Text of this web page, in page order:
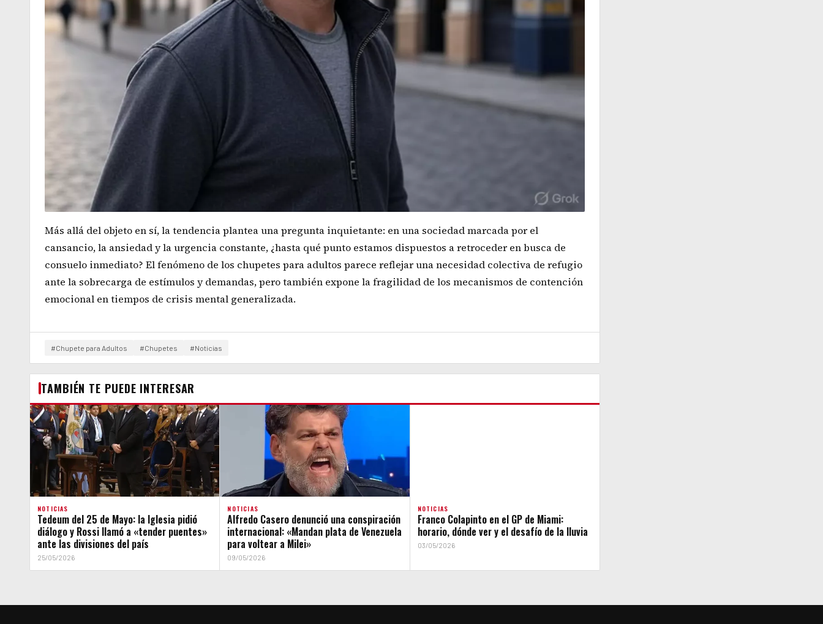
Más allá del objeto en sí, la tendencia plantea una pregunta inquietante: en una sociedad marcada por el
cansancio, la ansiedad y la urgencia constante, ¿hasta qué punto estamos dispuestos a retroceder en busca de
consuelo inmediato? El fenómeno de los chupetes para adultos parece reflejar una necesidad colectiva de refugio
ante la sobrecarga de estímulos y demandas, pero también expone la fragilidad de los mecanismos de contención
emocional en tiempos de crisis mental generalizada.
#Chupete para Adultos #Chupetes #Noticias
TAMBIÉN TE PUEDE INTERESAR
NOTICIAS
Tedeum del 25 de Mayo: la Iglesia pidió
diálogo y Rossi llamó a «tender puentes»
ante las divisiones del país
25/05/2026
NOTICIAS
Alfredo Casero denunció una conspiración
internacional: «Mandan plata de Venezuela
para voltear a Milei»
09/05/2026
NOTICIAS
Franco Colapinto en el GP de Miami:
horario, dónde ver y el desafío de la lluvia
03/05/2026